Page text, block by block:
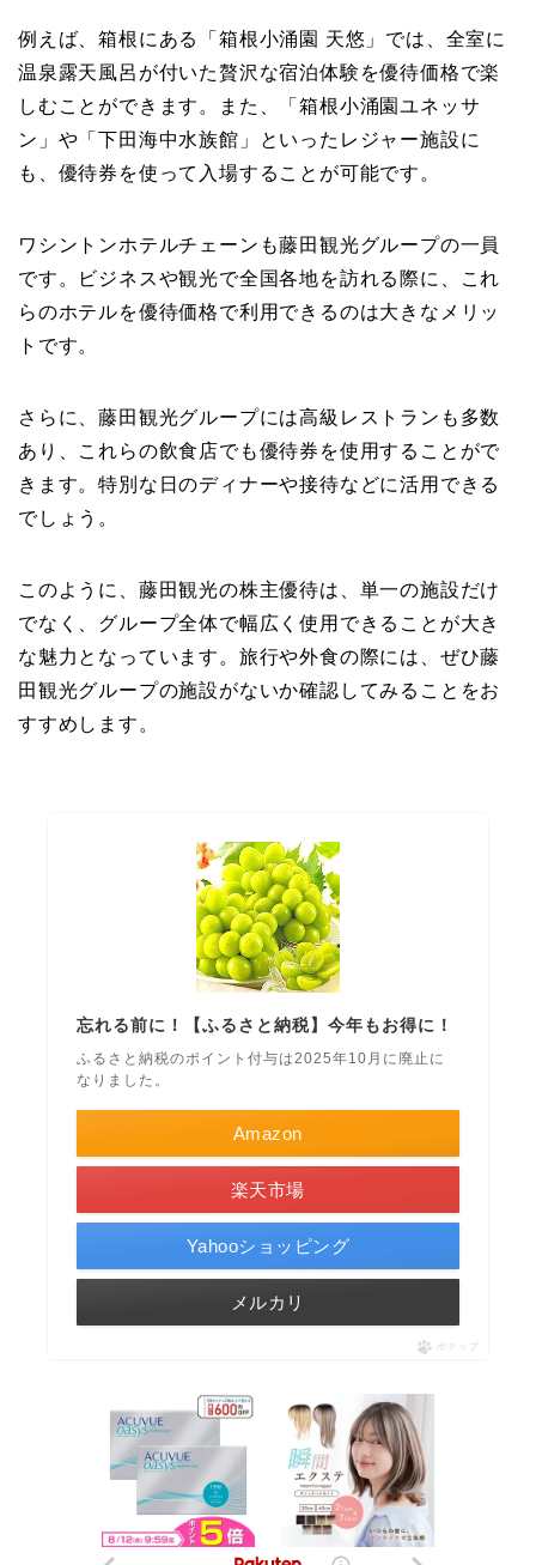
例えば、箱根にある「箱根小涌園 天悠」では、全室に
温泉露天風呂が付いた贅沢な宿泊体験を優待価格で楽
しむことができます。また、「箱根小涌園ユネッサ
ン」や「下田海中水族館」といったレジャー施設に
も、優待券を使って入場することが可能です。
ワシントンホテルチェーンも藤田観光グループの一員
です。ビジネスや観光で全国各地を訪れる際に、これ
らのホテルを優待価格で利用できるのは大きなメリッ
トです。
さらに、藤田観光グループには高級レストランも多数
あり、これらの飲食店でも優待券を使用することがで
きます。特別な日のディナーや接待などに活用できる
でしょう。
このように、藤田観光の株主優待は、単一の施設だけ
でなく、グループ全体で幅広く使用できることが大き
な魅力となっています。旅行や外食の際には、ぜひ藤
田観光グループの施設がないか確認してみることをお
すすめします。
忘れる前に！【ふるさと納税】今年もお得に！
ふるさと納税のポイント付与は2025年10月に廃止に
なりました。
Amazon
楽天市場
Yahooショッピング
メルカリ
ポチップ